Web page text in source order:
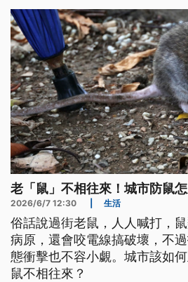
老「鼠」不相往來！城市防鼠怎
2026/6/7 12:30 生活
俗話說過街老鼠，人人喊打，
病原，還會咬電線搞破壞，不
態衝擊也不容小覷。城市該如
鼠不相往來？